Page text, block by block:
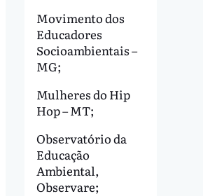
Movimento dos
Educadores
Socioambientais –
MG;
Mulheres do Hip
Hop – MT;
Observatório da
Educação
Ambiental,
Observare;